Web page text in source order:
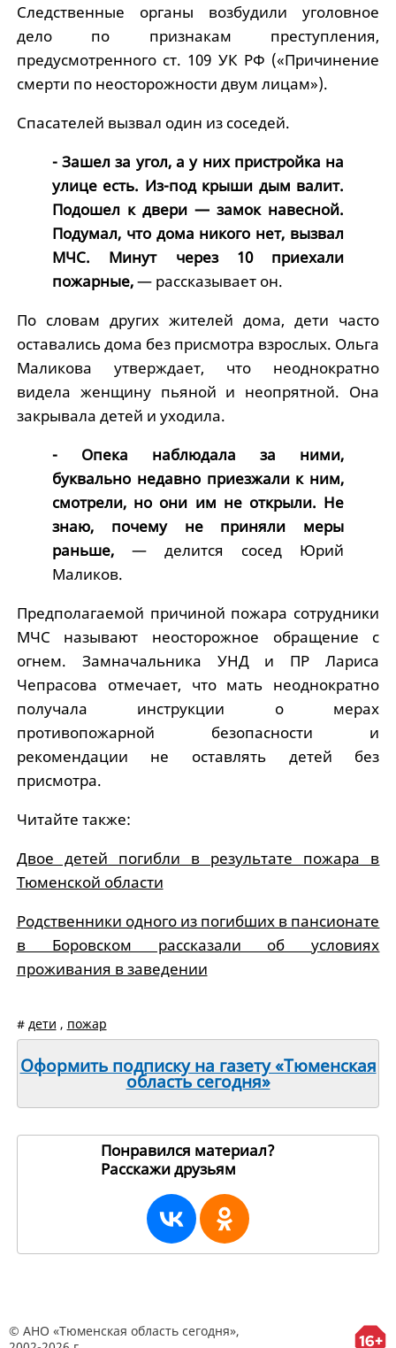
Следственные органы возбудили уголовное
дело по признакам преступления,
предусмотренного ст. 109 УК РФ («Причинение
смерти по неосторожности двум лицам»).
Спасателей вызвал один из соседей.
- Зашел за угол, а у них пристройка на
улице есть. Из-под крыши дым валит.
Подошел к двери — замок навесной.
Подумал, что дома никого нет, вызвал
МЧС. Минут через 10 приехали
пожарные,— рассказывает он.
По словам других жителей дома, дети часто
оставались дома без присмотра взрослых. Ольга
Маликова утверждает, что неоднократно
видела женщину пьяной и неопрятной. Она
закрывала детей и уходила.
- Опека наблюдала за ними,
буквально недавно приезжали к ним,
смотрели, но они им не открыли. Не
знаю, почему не приняли меры
раньше, — делится сосед Юрий
Маликов.
Предполагаемой причиной пожара сотрудники
МЧС называют неосторожное обращение с
огнем. Замначальника УНД и ПР Лариса
Чепрасова отмечает, что мать неоднократно
получала инструкции о мерах
противопожарной безопасности и
рекомендации не оставлять детей без
присмотра.
Читайте также:
Двое детей погибли в результате пожара в
Тюменской области
Родственники одного из погибших в пансионате
в Боровском рассказали об условиях
проживания в заведении
# дети , пожар
Оформить подписку на газету «Тюменская
область сегодня»
Понравился материал?
Расскажи друзьям
© АНО «Тюменская область сегодня»,